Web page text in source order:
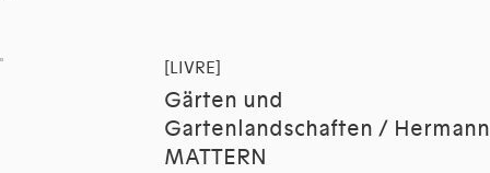
[LIVRE]
Gärten und
Gartenlandschaften / Hermann
MATTERN